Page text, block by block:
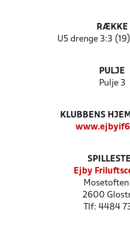
RÆKKE
U5 drenge 3:3
PULJE
Pulje 3
KLUBBENS
Ejby
Mosetoften
2600
Tlf: 4484